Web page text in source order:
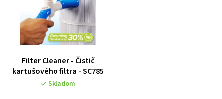
Filter Cleaner - Čistič
kartušového filtra - SC785
Skladom